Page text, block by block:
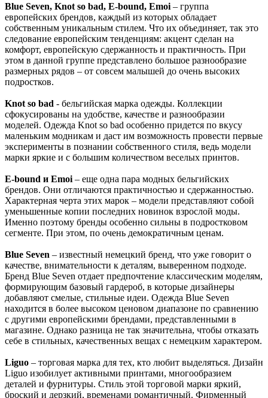
Blue Seven, Knot so bad, E-bound, Emoi – группа
европейских брендов, каждый из которых обладает
собственным уникальным стилем. Что их объединяет, так это
следование европейским тенденциям: акцент сделан на
комфорт, европейскую сдержанность и практичность. При
этом в данной группе представлено большое разнообразие
размерных рядов – от совсем малышей до очень высоких
подростков.
Knot so bad - бельгийская марка одежды. Коллекции
сфокусированы на удобстве, качестве и разнообразии
моделей. Одежда Knot so bad особенно придется по вкусу
маленьким модникам и даст им возможность провести первые
эксперименты в познании собственного стиля, ведь модели
марки яркие и с большим количеством веселых принтов.
E-bound и Emoi – еще одна пара модных бельгийских
брендов. Они отличаются практичностью и сдержанностью.
Характерная черта этих марок – модели представляют собой
уменьшенные копии последних новинок взрослой моды.
Именно поэтому бренды особенно сильны в подростковом
сегменте. При этом, по очень демократичным ценам.
Blue Seven – известный немецкий бренд, что уже говорит о
качестве, внимательности к деталям, выверенном подходе.
Бренд Blue Seven отдает предпочтение классическим моделям,
формирующим базовый гардероб, в которые дизайнеры
добавляют смелые, стильные идеи. Одежда Blue Seven
находится в более высоком ценовом диапазоне по сравнению
с другими европейскими брендами, представленными в
магазине. Однако разница не так значительна, чтобы отказать
себе в стильных, качественных вещах с немецким характером.
Liguo – торговая марка для тех, кто любит выделяться. Дизайн
Liguo изобилует активными принтами, многообразием
деталей и фурнитуры. Стиль этой торговой марки яркий,
броский и дерзкий, временами романтичный. Фирменный